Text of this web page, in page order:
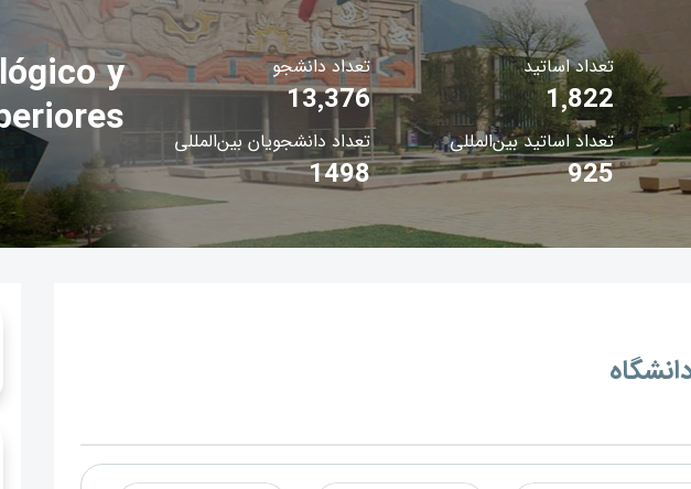
تعداد اساتید
1٬822
تعداد دانشجو
13٬376
تعداد اساتید بین‌المللی
925
تعداد دانشجویان بین‌المللی
1498
y